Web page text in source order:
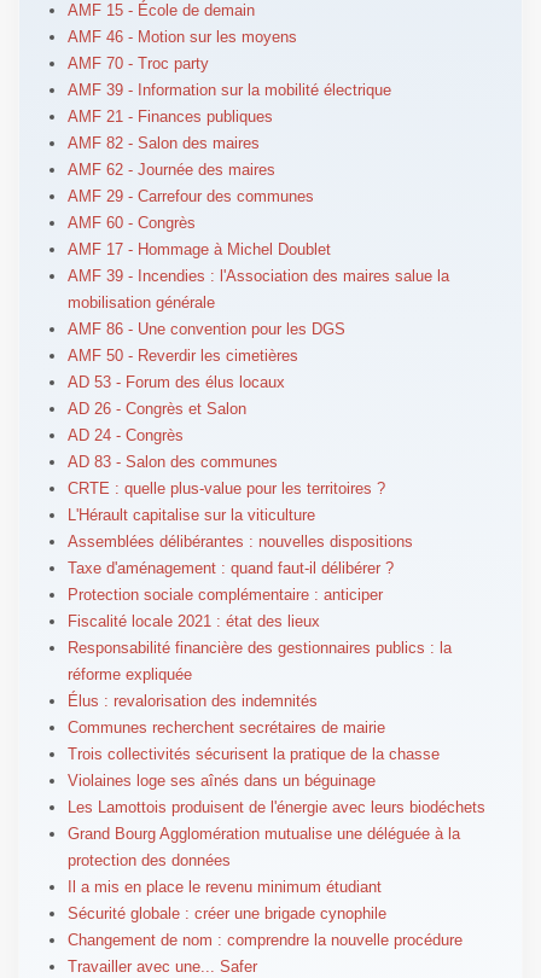
AMF 15 - École de demain
AMF 46 - Motion sur les moyens
AMF 70 - Troc party
AMF 39 - Information sur la mobilité électrique
AMF 21 - Finances publiques
AMF 82 - Salon des maires
AMF 62 - Journée des maires
AMF 29 - Carrefour des communes
AMF 60 - Congrès
AMF 17 - Hommage à Michel Doublet
AMF 39 - Incendies : l'Association des maires salue la
mobilisation générale
AMF 86 - Une convention pour les DGS
AMF 50 - Reverdir les cimetières
AD 53 - Forum des élus locaux
AD 26 - Congrès et Salon
AD 24 - Congrès
AD 83 - Salon des communes
CRTE : quelle plus-value pour les territoires ?
L'Hérault capitalise sur la viticulture
Assemblées délibérantes : nouvelles dispositions
Taxe d'aménagement : quand faut-il délibérer ?
Protection sociale complémentaire : anticiper
Fiscalité locale 2021 : état des lieux
Responsabilité financière des gestionnaires publics : la
réforme expliquée
Élus : revalorisation des indemnités
Communes recherchent secrétaires de mairie
Trois collectivités sécurisent la pratique de la chasse
Violaines loge ses aînés dans un béguinage
Les Lamottois produisent de l'énergie avec leurs biodéchets
Grand Bourg Agglomération mutualise une déléguée à la
protection des données
Il a mis en place le revenu minimum étudiant
Sécurité globale : créer une brigade cynophile
Changement de nom : comprendre la nouvelle procédure
Travailler avec une... Safer